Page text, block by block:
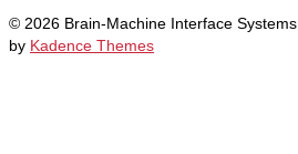
© 2026 Brain-Machine Interface
by Kadence Themes